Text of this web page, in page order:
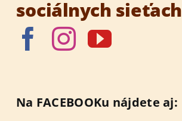
sociálnych sieťach
Na FACEBOOKu nájdete aj: